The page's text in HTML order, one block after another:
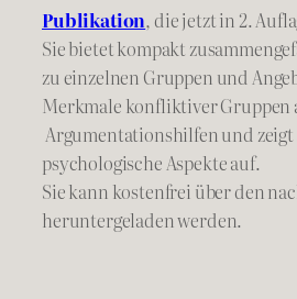
Publikation, die jetzt in 2.
Sie bietet kompakt
zu einzelnen Gruppen und
Merkmale konfliktiver Gruppen
Argumentationshilfen und
psychologische Aspekte auf.
Sie kann kostenfrei über den
heruntergeladen werden.